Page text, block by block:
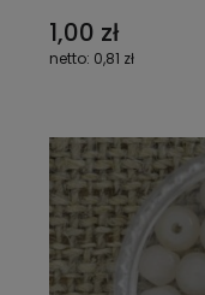
1,00 zł
0,81 zł